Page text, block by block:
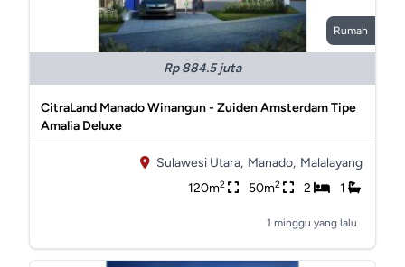
Rumah
Rp 884.5 juta
CitraLand Manado Winangun - Zuiden Amsterdam Tipe
Amalia Deluxe
Sulawesi Utara, Manado, Malalayang
120m2 50m2 2 1
1 minggu yang lalu